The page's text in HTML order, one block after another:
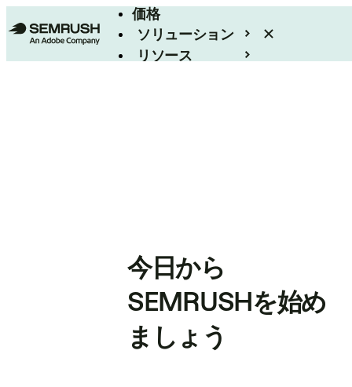
価格
ソリューション
リソース
今日から
SEMRUSHを始め
ましょう